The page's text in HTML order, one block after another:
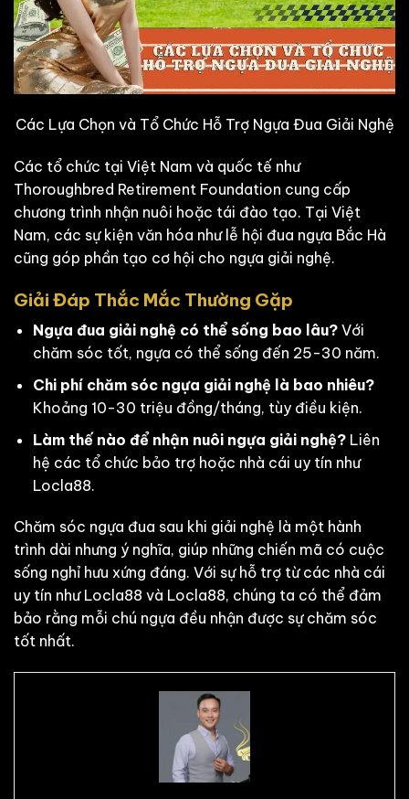
Các Lựa Chọn và Tổ Chức Hỗ Trợ Ngựa Đua Giải Nghệ
Các tổ chức tại Việt Nam và quốc tế như
Thoroughbred Retirement Foundation cung cấp
chương trình nhận nuôi hoặc tái đào tạo. Tại Việt
Nam, các sự kiện văn hóa như lễ hội đua ngựa Bắc Hà
cũng góp phần tạo cơ hội cho ngựa giải nghệ.
Giải Đáp Thắc Mắc Thường Gặp
Ngựa đua giải nghệ có thể sống bao lâu?Với
chăm sóc tốt, ngựa có thể sống đến 25-30 năm.
Chi phí chăm sóc ngựa giải nghệ là bao nhiêu?
Khoảng 10-30 triệu đồng/tháng, tùy điều kiện.
Làm thế nào để nhận nuôi ngựa giải nghệ?Liên
hệ các tổ chức bảo trợ hoặc nhà cái uy tín như
Locla88.
Chăm sóc ngựa đua sau khi giải nghệ là một hành
trình dài nhưng ý nghĩa, giúp những chiến mã có cuộc
sống nghỉ hưu xứng đáng. Với sự hỗ trợ từ các nhà cái
uy tín như Locla88 và Locla88, chúng ta có thể đảm
bảo rằng mỗi chú ngựa đều nhận được sự chăm sóc
tốt nhất.